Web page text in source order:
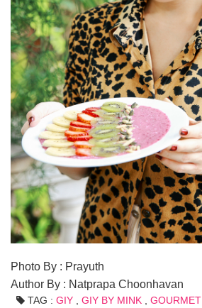
Photo By : Prayuth
Author By : Natprapa Choonhavan
TAG : GIY , GIY BY MINK , GOURMET